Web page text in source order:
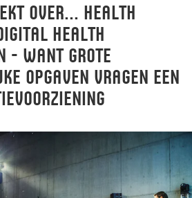
over... Health
Health
- Want grote
opgaven vragen een